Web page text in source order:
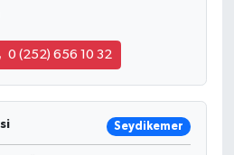
0 (252) 656 10 32
Seydikemer